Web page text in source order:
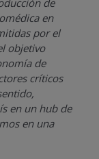
en
por el
objetivo
de
críticos
en un hub de
en una